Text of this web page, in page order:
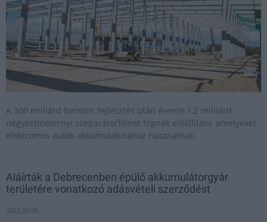
A 300 milliárd forintos fejlesztés után évente 1,2 milliárd
négyzetméternyi szeparátorfilmet fognak előállítani, amelyeket
elektromos autók akkumulátorához használnak.
Aláírták a Debrecenben épülő akkumulátorgyár
területére vonatkozó adásvételi szerződést
2022.09.05